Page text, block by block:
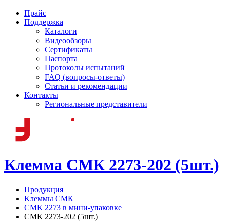
Прайс
Поддержка
Каталоги
Видеообзоры
Сертификаты
Паспорта
Протоколы испытаний
FAQ (вопросы-ответы)
Статьи и рекомендации
Контакты
Региональные представители
Клемма СМК 2273-202 (5шт.)
Продукция
Клеммы СМК
СМК 2273 в мини-упаковке
СМК 2273-202 (5шт.)